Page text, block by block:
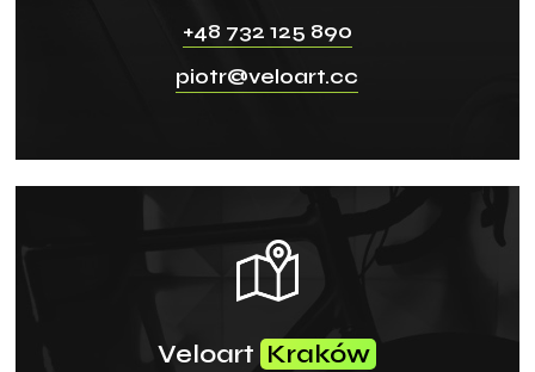
+48 732 125 890
piotr@veloart.cc
Veloart Kraków